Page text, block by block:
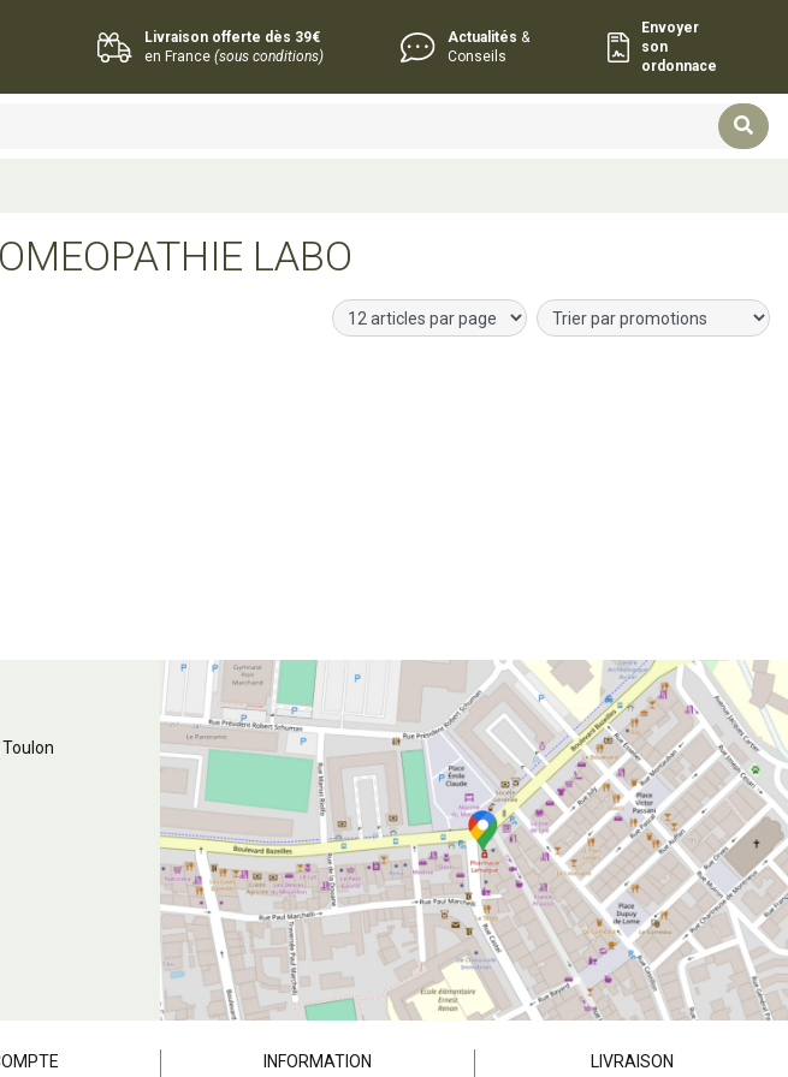
Livraison offerte dès 39€
en France(sous conditions)
Actualités &
Conseils
Envoyer
son
ordonnace
LABO
INFORMATION LIVRAISON